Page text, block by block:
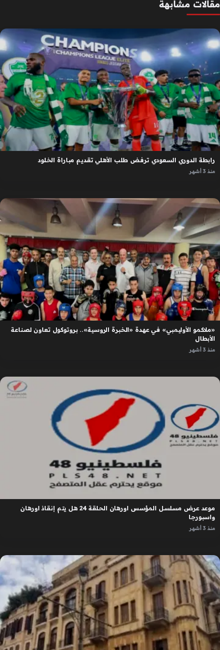
مقالات مشابهة
رابطة الدوري السعودي ترفض طلب الأهلي تقديم مباراة الخلود
منذ 3 أشهر
«ملاكمو الأوليمبي» في عهدة «الخبرة الروسية».. بروتوكول تعاون لصناعة
الأبطال
منذ 3 أشهر
موعد عرض مسلسل المؤسس اورهان الحلقة 24 هل يتم إنقاذ اورهان
واسبورجا
منذ 3 أشهر